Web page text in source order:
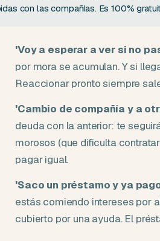
con las compañías. Es 100%
'Voy a esperar a ver si no
por mora se acumulan. Y si
Reaccionar pronto siempre
'Cambio de compañía y a
deuda con la anterior: te
morosos (que dificulta
pagar igual.
'Saco un préstamo y ya
estás comiendo intereses por
cubierto por una ayuda. El